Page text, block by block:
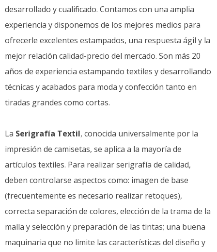
desarrollado y cualificado. Contamos con una amplia
experiencia y disponemos de los mejores medios para
ofrecerle excelentes estampados, una respuesta ágil y la
mejor relación calidad-precio del mercado. Son más 20
años de experiencia estampando textiles y desarrollando
técnicas y acabados para moda y confección tanto en
tiradas grandes como cortas.
La Serigrafía Textil, conocida universalmente por la
impresión de camisetas, se aplica a la mayoría de
artículos textiles. Para realizar serigrafía de calidad,
deben controlarse aspectos como: imagen de base
(frecuentemente es necesario realizar retoques),
correcta separación de colores, elección de la trama de la
malla y selección y preparación de las tintas; una buena
maquinaria que no limite las características del diseño y